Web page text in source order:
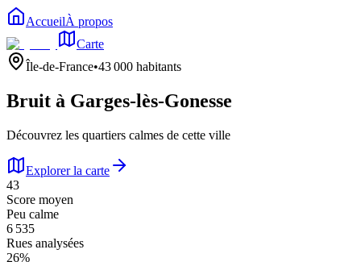
AccueilÀ propos
Carte
Île-de-France•43 000 habitants
Bruit à Garges-lès-Gonesse
Découvrez les quartiers calmes de cette ville
Explorer la carte
43
Score moyen
Peu calme
6 535
Rues analysées
26%